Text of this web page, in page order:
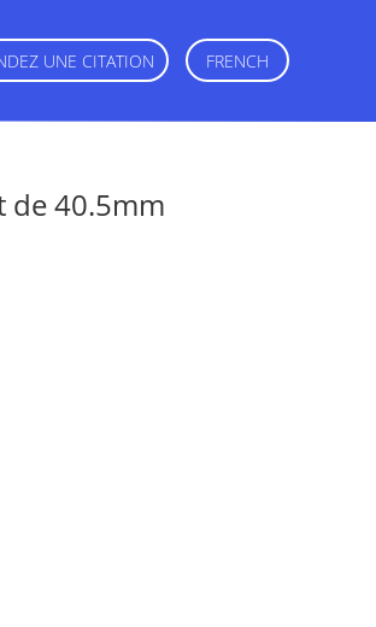
UNE CITATION FRENCH
40.5mm